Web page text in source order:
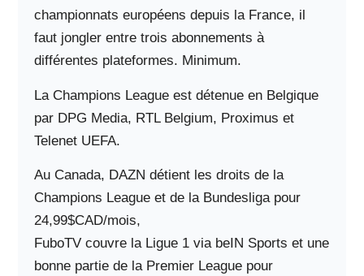
championnats européens depuis la France, il
faut jongler entre trois abonnements à
différentes plateformes. Minimum.
La Champions League est détenue en Belgique
par DPG Media, RTL Belgium, Proximus et
Telenet UEFA.
Au Canada, DAZN détient les droits de la
Champions League et de la Bundesliga pour
24,99$CAD/mois,
FuboTV couvre la Ligue 1 via beIN Sports et une
bonne partie de la Premier League pour